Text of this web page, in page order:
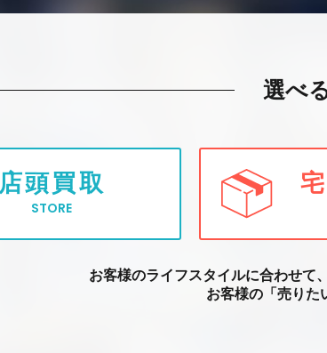
選べ
店頭買取
STORE
お客様のライフスタイルに合わせて
お客様の「売りた